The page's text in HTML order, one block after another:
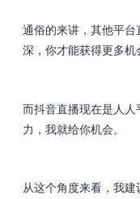
通俗的来讲，其他平
深，你才能获得更多机
而抖音直播现在是人
力，我就给你机会。
从这个角度来看，我